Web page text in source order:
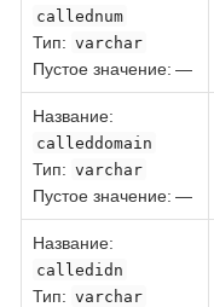
callednum
Тип: varchar
Пустое значение: —
Название:
calleddomain
Тип: varchar
Пустое значение: —
Название:
calledidn
Тип: varchar